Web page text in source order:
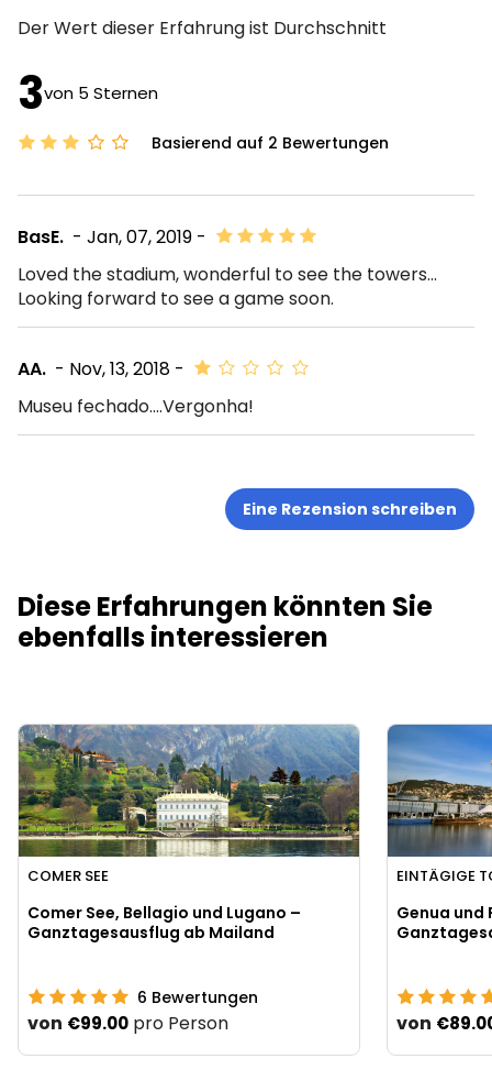
Der Wert dieser Erfahrung ist Durchschnitt
3von 5 Sternen
Basierend auf 2 Bewertungen
- Jan, 07, 2019 -
BasE.
Loved the stadium, wonderful to see the towers...
Looking forward to see a game soon.
- Nov, 13, 2018 -
AA.
Museu fechado....Vergonha!
Eine Rezension schreiben
Diese Erfahrungen könnten Sie
ebenfalls interessieren
COMER SEE
Comer See, Bellagio und Lugano –
Ganztagesausflug ab Mailand
6 Bewertungen
von €99.00 pro Person
EINTÄGIGE
Genua
von